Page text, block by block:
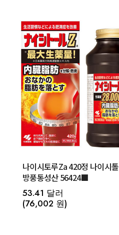
나이시토루Za 420정 나이시톨
방풍통성산 56424■
53.41 달러
(76,002 원)